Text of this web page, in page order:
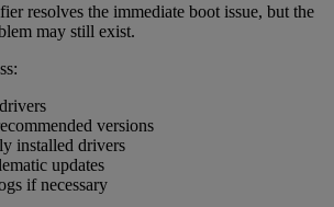
resolves the immediate boot issue, but the
may still exist.
versions
installed drivers
updates
if necessary